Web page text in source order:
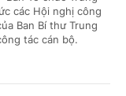
các Hội nghị công
Ban Bí thư Trung
tác cán bộ.